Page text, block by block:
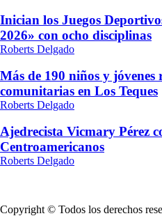
Inician los Juegos
2026» con ocho disciplinas
Roberts Delgado
Más de 190 niños y jóvenes
comunitarias en Los Teques
Roberts Delgado
Ajedrecista Vicmary Pérez
Centroamericanos
Roberts Delgado
Copyright © Todos los derechos